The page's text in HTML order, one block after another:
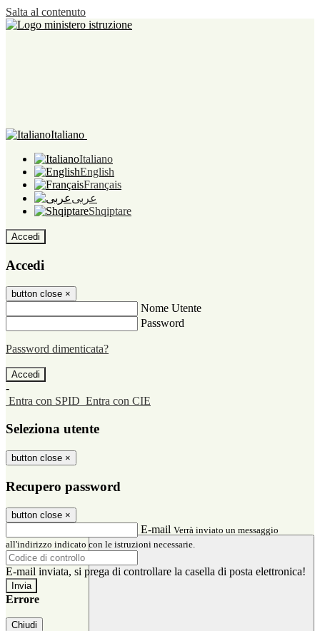
Salta al contenuto
Italiano
Italiano
English
Français
عربى
Shqiptare
Accedi
Accedi
button close ×
Nome Utente
Password
Password dimenticata?
-
Entra con SPID Entra con CIE
Seleziona utente
button close ×
Recupero password
button close ×
E-mail Verrà inviato un messaggio
all'indirizzo indicato con le istruzioni necessarie.
E-mail inviata, si prega di controllare la casella di posta elettronica!
Errore
Chiudi